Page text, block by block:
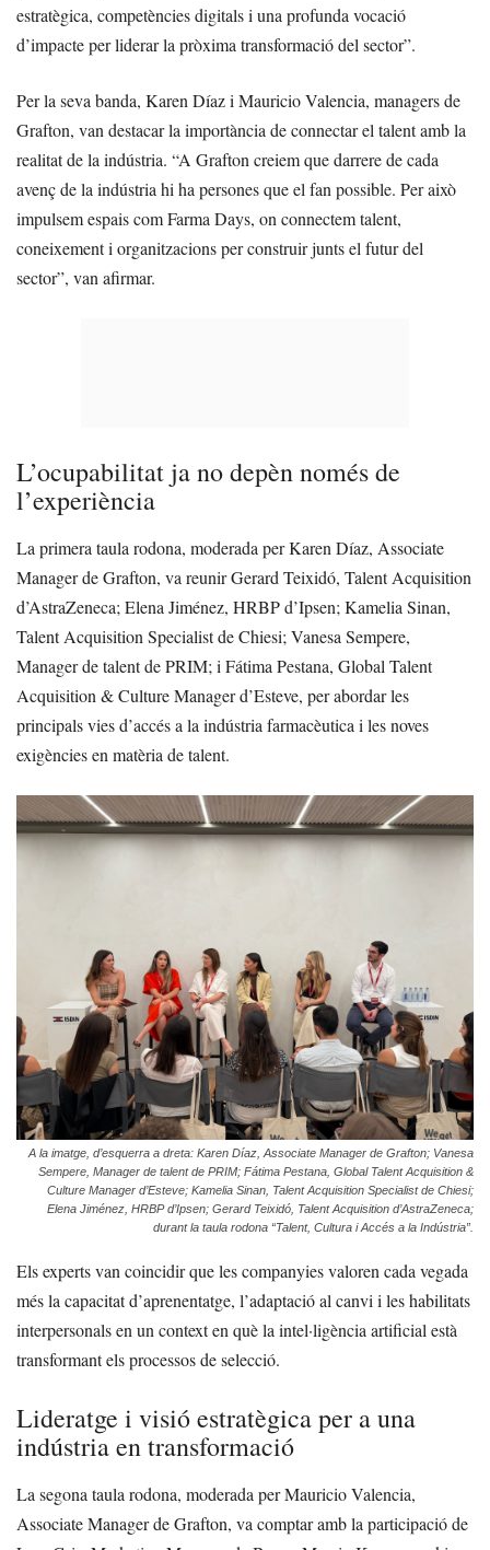
estratègica, competències digitals i una profunda vocació
d’impacte per liderar la pròxima transformació del sector”.
Per la seva banda, Karen Díaz i Mauricio Valencia, managers de
Grafton, van destacar la importància de connectar el talent amb la
realitat de la indústria. “A Grafton creiem que darrere de cada
avenç de la indústria hi ha persones que el fan possible. Per això
impulsem espais com Farma Days, on connectem talent,
coneixement i organitzacions per construir junts el futur del
sector”, van afirmar.
L’ocupabilitat ja no depèn només de
l’experiència
La primera taula rodona, moderada per Karen Díaz, Associate
Manager de Grafton, va reunir Gerard Teixidó, Talent Acquisition
d’AstraZeneca; Elena Jiménez, HRBP d’Ipsen; Kamelia Sinan,
Talent Acquisition Specialist de Chiesi; Vanesa Sempere,
Manager de talent de PRIM; i Fátima Pestana, Global Talent
Acquisition & Culture Manager d’Esteve, per abordar les
principals vies d’accés a la indústria farmacèutica i les noves
exigències en matèria de talent.
A la imatge, d’esquerra a dreta: Karen Díaz, Associate Manager de Grafton; Vanesa
Sempere, Manager de talent de PRIM; Fátima Pestana, Global Talent Acquisition &
Culture Manager d’Esteve; Kamelia Sinan, Talent Acquisition Specialist de Chiesi;
Elena Jiménez, HRBP d’Ipsen; Gerard Teixidó, Talent Acquisition d’AstraZeneca;
durant la taula rodona “Talent, Cultura i Accés a la Indústria”.
Els experts van coincidir que les companyies valoren cada vegada
més la capacitat d’aprenentatge, l’adaptació al canvi i les habilitats
interpersonals en un context en què la intel·ligència artificial està
transformant els processos de selecció.
Lideratge i visió estratègica per a una
indústria en transformació
La segona taula rodona, moderada per Mauricio Valencia,
Associate Manager de Grafton, va comptar amb la participació de